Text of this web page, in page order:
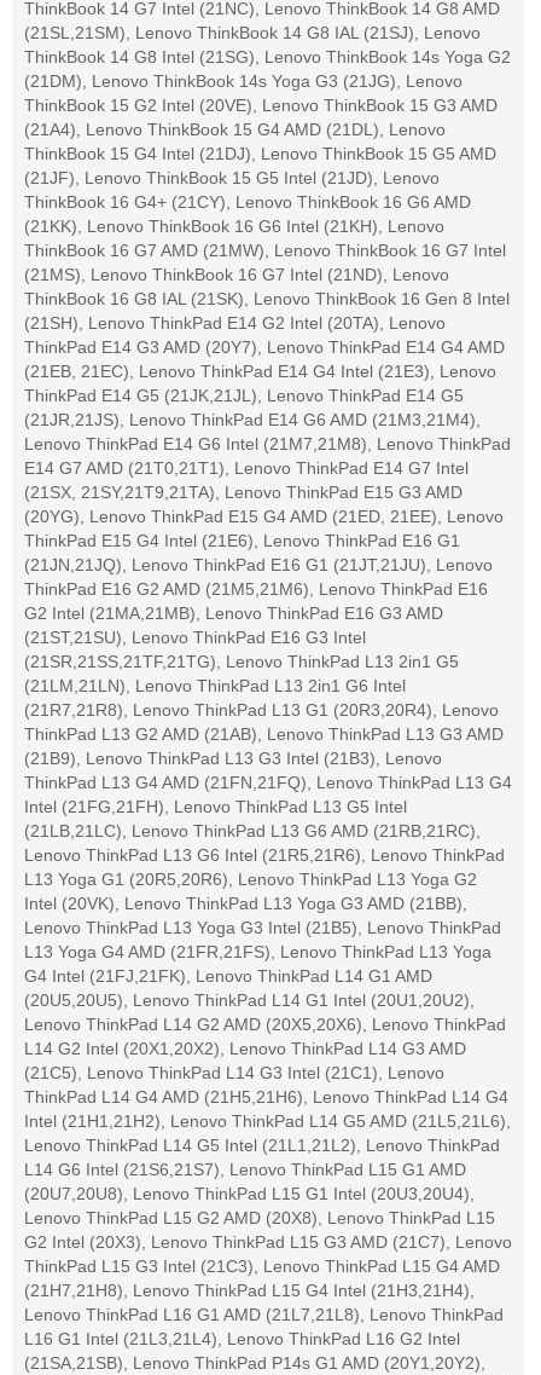
ThinkBook 14 G7 Intel (21NC), Lenovo ThinkBook 14 G8 AMD
(21SL,21SM), Lenovo ThinkBook 14 G8 IAL (21SJ), Lenovo
ThinkBook 14 G8 Intel (21SG), Lenovo ThinkBook 14s Yoga G2
(21DM), Lenovo ThinkBook 14s Yoga G3 (21JG), Lenovo
ThinkBook 15 G2 Intel (20VE), Lenovo ThinkBook 15 G3 AMD
(21A4), Lenovo ThinkBook 15 G4 AMD (21DL), Lenovo
ThinkBook 15 G4 Intel (21DJ), Lenovo ThinkBook 15 G5 AMD
(21JF), Lenovo ThinkBook 15 G5 Intel (21JD), Lenovo
ThinkBook 16 G4+ (21CY), Lenovo ThinkBook 16 G6 AMD
(21KK), Lenovo ThinkBook 16 G6 Intel (21KH), Lenovo
ThinkBook 16 G7 AMD (21MW), Lenovo ThinkBook 16 G7 Intel
(21MS), Lenovo ThinkBook 16 G7 Intel (21ND), Lenovo
ThinkBook 16 G8 IAL (21SK), Lenovo ThinkBook 16 Gen 8 Intel
(21SH), Lenovo ThinkPad E14 G2 Intel (20TA), Lenovo
ThinkPad E14 G3 AMD (20Y7), Lenovo ThinkPad E14 G4 AMD
(21EB, 21EC), Lenovo ThinkPad E14 G4 Intel (21E3), Lenovo
ThinkPad E14 G5 (21JK,21JL), Lenovo ThinkPad E14 G5
(21JR,21JS), Lenovo ThinkPad E14 G6 AMD (21M3,21M4),
Lenovo ThinkPad E14 G6 Intel (21M7,21M8), Lenovo ThinkPad
E14 G7 AMD (21T0,21T1), Lenovo ThinkPad E14 G7 Intel
(21SX, 21SY,21T9,21TA), Lenovo ThinkPad E15 G3 AMD
(20YG), Lenovo ThinkPad E15 G4 AMD (21ED, 21EE), Lenovo
ThinkPad E15 G4 Intel (21E6), Lenovo ThinkPad E16 G1
(21JN,21JQ), Lenovo ThinkPad E16 G1 (21JT,21JU), Lenovo
ThinkPad E16 G2 AMD (21M5,21M6), Lenovo ThinkPad E16
G2 Intel (21MA,21MB), Lenovo ThinkPad E16 G3 AMD
(21ST,21SU), Lenovo ThinkPad E16 G3 Intel
(21SR,21SS,21TF,21TG), Lenovo ThinkPad L13 2in1 G5
(21LM,21LN), Lenovo ThinkPad L13 2in1 G6 Intel
(21R7,21R8), Lenovo ThinkPad L13 G1 (20R3,20R4), Lenovo
ThinkPad L13 G2 AMD (21AB), Lenovo ThinkPad L13 G3 AMD
(21B9), Lenovo ThinkPad L13 G3 Intel (21B3), Lenovo
ThinkPad L13 G4 AMD (21FN,21FQ), Lenovo ThinkPad L13 G4
Intel (21FG,21FH), Lenovo ThinkPad L13 G5 Intel
(21LB,21LC), Lenovo ThinkPad L13 G6 AMD (21RB,21RC),
Lenovo ThinkPad L13 G6 Intel (21R5,21R6), Lenovo ThinkPad
L13 Yoga G1 (20R5,20R6), Lenovo ThinkPad L13 Yoga G2
Intel (20VK), Lenovo ThinkPad L13 Yoga G3 AMD (21BB),
Lenovo ThinkPad L13 Yoga G3 Intel (21B5), Lenovo ThinkPad
L13 Yoga G4 AMD (21FR,21FS), Lenovo ThinkPad L13 Yoga
G4 Intel (21FJ,21FK), Lenovo ThinkPad L14 G1 AMD
(20U5,20U5), Lenovo ThinkPad L14 G1 Intel (20U1,20U2),
Lenovo ThinkPad L14 G2 AMD (20X5,20X6), Lenovo ThinkPad
L14 G2 Intel (20X1,20X2), Lenovo ThinkPad L14 G3 AMD
(21C5), Lenovo ThinkPad L14 G3 Intel (21C1), Lenovo
ThinkPad L14 G4 AMD (21H5,21H6), Lenovo ThinkPad L14 G4
Intel (21H1,21H2), Lenovo ThinkPad L14 G5 AMD (21L5,21L6),
Lenovo ThinkPad L14 G5 Intel (21L1,21L2), Lenovo ThinkPad
L14 G6 Intel (21S6,21S7), Lenovo ThinkPad L15 G1 AMD
(20U7,20U8), Lenovo ThinkPad L15 G1 Intel (20U3,20U4),
Lenovo ThinkPad L15 G2 AMD (20X8), Lenovo ThinkPad L15
G2 Intel (20X3), Lenovo ThinkPad L15 G3 AMD (21C7), Lenovo
ThinkPad L15 G3 Intel (21C3), Lenovo ThinkPad L15 G4 AMD
(21H7,21H8), Lenovo ThinkPad L15 G4 Intel (21H3,21H4),
Lenovo ThinkPad L16 G1 AMD (21L7,21L8), Lenovo ThinkPad
L16 G1 Intel (21L3,21L4), Lenovo ThinkPad L16 G2 Intel
(21SA,21SB), Lenovo ThinkPad P14s G1 AMD (20Y1,20Y2),